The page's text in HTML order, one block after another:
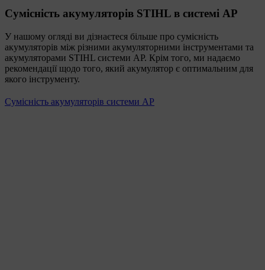
Сумісність акумуляторів STIHL в системі AP
У нашому огляді ви дізнаєтеся більше про сумісність
акумуляторів між різними акумуляторними інструментами та
акумуляторами STIHL системи AP. Крім того, ми надаємо
рекомендації щодо того, який акумулятор є оптимальним для
якого інструменту.
Сумісність акумуляторів системи АР